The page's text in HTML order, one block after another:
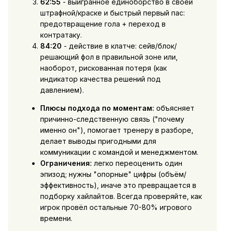
штрафной/краске и быстрый первый пас:
предотвращение гола + переход в
контратаку.
84:20 - действие в клатче: сейв/блок/
решающий фол в правильной зоне или,
наоборот, рискованная потеря (как
индикатор качества решений под
давлением).
Плюсы подхода по моментам: объясняет
причинно-следственную связь ("почему
именно он"), помогает тренеру в разборе,
делает выводы пригодными для
коммуникации с командой и менеджментом.
Ограничения: легко переоценить один
эпизод; нужны "опорные" цифры (объём/
эффективность), иначе это превращается в
подборку хайлайтов. Всегда проверяйте, как
игрок провёл остальные 70-80% игрового
времени.